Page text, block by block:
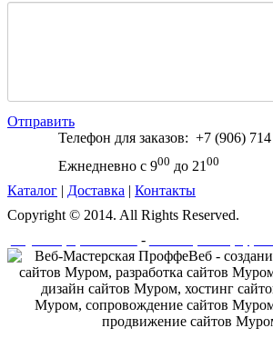
Отправить
Телефон для заказов: +7 (906) 714
Ежнедневно с 900 до 21 00
Каталог | Доставка | Контакты
Copyright © 2014. All Rights Reserved.
-